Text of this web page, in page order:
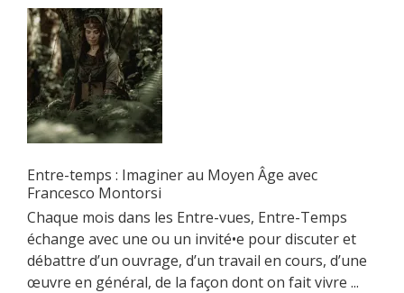
Entre-temps : Imaginer au Moyen Âge avec
Francesco Montorsi
Chaque mois dans les Entre-vues, Entre-Temps
échange avec une ou un invité•e pour discuter et
débattre d’un ouvrage, d’un travail en cours, d’une
œuvre en général, de la façon dont on fait vivre ...